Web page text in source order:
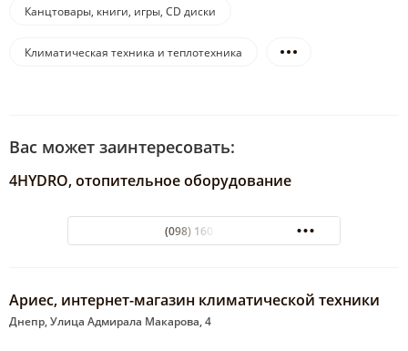
Канцтовары, книги, игры, CD диски
Климатическая техника и теплотехника
Вас может заинтересовать:
4HYDRO, отопительное оборудование
(098) 160 37 37
Ариес, интернет-магазин климатической техники
Днепр, Улица Адмирала Макарова, 4